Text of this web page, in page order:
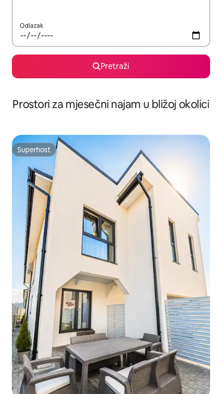
Odlazak
Pretraži
Prostori za mjesečni najam u bližoj okolici
Superhost
Superhost